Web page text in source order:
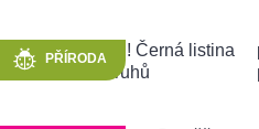
PŘÍRODA